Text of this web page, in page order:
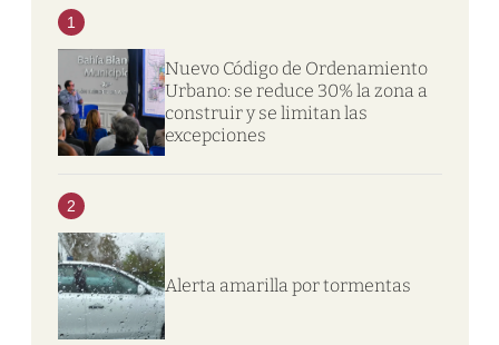
1
Nuevo Código de Ordenamiento
Urbano: se reduce 30% la zona a
construir y se limitan las
excepciones
2
Alerta amarilla por tormentas